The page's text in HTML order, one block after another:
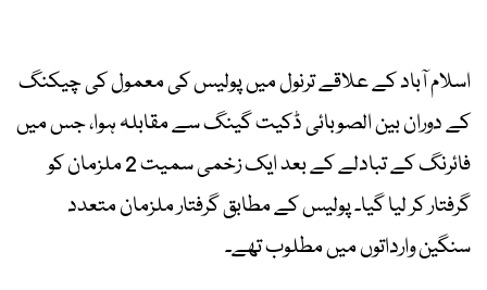
اسلام آباد کے علاقے ترنول میں پولیس کی معمول کی چیکنگ
کے دوران بین الصوبائی ڈکیت گینگ سے مقابلہ ہوا، جس میں
فائرنگ کے تبادلے کے بعد ایک زخمی سمیت 2 ملزمان کو
گرفتار کر لیا گیا۔ پولیس کے مطابق گرفتار ملزمان متعدد
سنگین وارداتوں میں مطلوب تھے۔